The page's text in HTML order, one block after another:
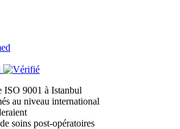
ISO 9001 à Istanbul
au niveau international
soins post-opératoires